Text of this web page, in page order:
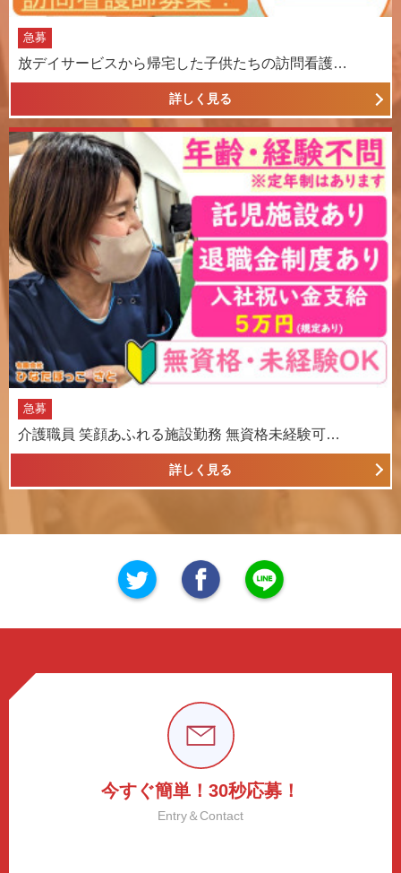
急募
放デイサービスから帰宅した子供たちの訪問看護…
詳しく見る
急募
介護職員 笑顔あふれる施設勤務 無資格未経験可…
詳しく見る
今すぐ簡単！30秒応募！
Entry＆Contact